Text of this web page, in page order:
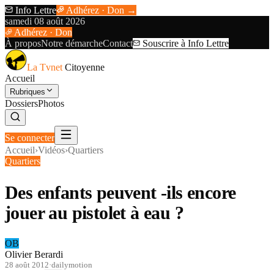
Info Lettre
Adhérez · Don →
samedi 08 août 2026
Adhérez · Don
À proposNotre démarcheContact Souscrire à Info Lettre
La Tvnet Citoyenne
Accueil
Rubriques
DossiersPhotos
Se connecter
Accueil›Vidéos›Quartiers
Quartiers
Des enfants peuvent -ils encore
jouer au pistolet à eau ?
OB
Olivier Berardi
28 août 2012·dailymotion